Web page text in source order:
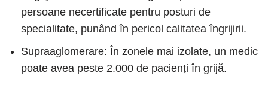
persoane necertificate pentru posturi de
specialitate, punând în pericol calitatea îngrijirii.
Supraaglomerare: În zonele mai izolate, un medic
poate avea peste 2.000 de pacienți în grijă.